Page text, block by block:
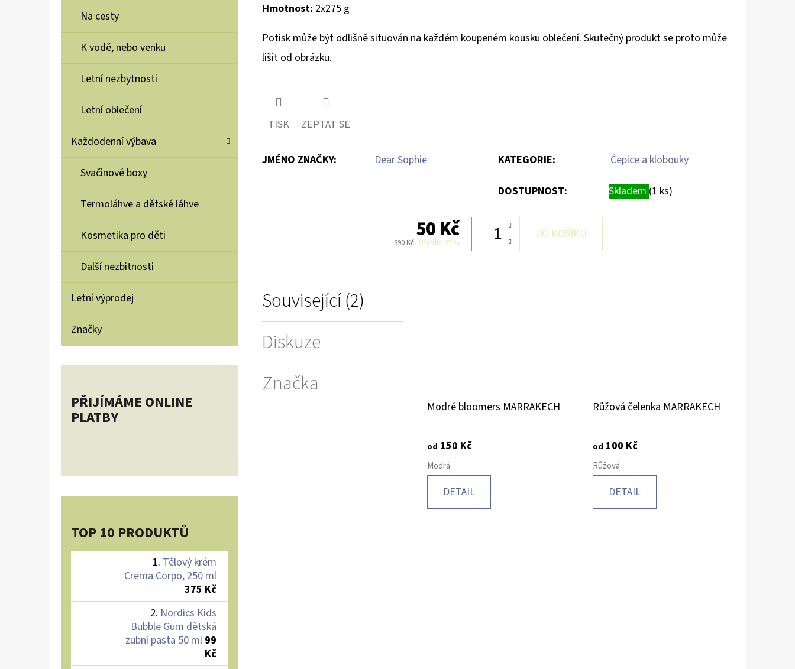
Na cesty
K vodě, nebo venku
Letní nezbytnosti
Letní oblečení
Každodenní výbava
Svačinové boxy
Termoláhve a dětské láhve
Kosmetika pro děti
Další nezbitnosti
Letní výprodej
Značky
PŘIJÍMÁME ONLINE
PLATBY
TOP 10 PRODUKTŮ
Tělový krém
Crema Corpo, 250 ml
375 Kč
Nordics Kids
Bubble Gum dětská
zubní pasta 50 ml 99
Kč
Hmotnost: 2x275 g
Potisk může být odlišně situován na každém koupeném kousku oblečení. Skutečný produkt se proto může
lišit od obrázku.
TISK ZEPTAT SE
JMÉNO ZNAČKY: Dear Sophie KATEGORIE: Čepice a klobouky
DOSTUPNOST: Skladem (1 ks)
50 Kč
390 Kč Ušetříte 87 %
DO KOŠÍKU
Související (2)
Diskuze
Značka
Modré bloomers MARRAKECH
od 150 Kč
Modrá
DETAIL
Růžová čelenka MARRAKECH
od 100 Kč
Růžová
DETAIL